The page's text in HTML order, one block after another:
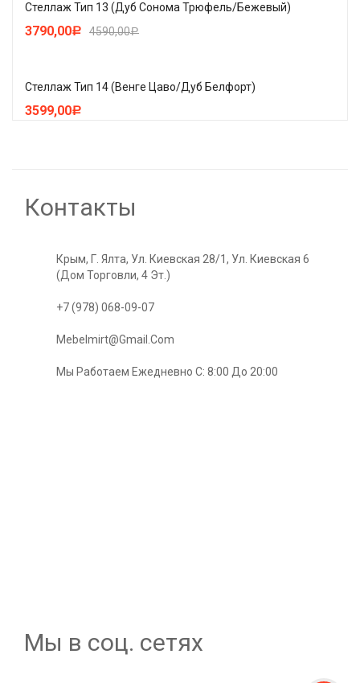
Стеллаж Тип 13 (Дуб Сонома Трюфель/Бежевый)
4590,00Р
3790,00Р
Стеллаж Тип 14 (Венге Цаво/Дуб Белфорт)
3599,00Р
Контакты
Крым, Г. Ялта, Ул. Киевская 28/1, Ул. Киевская 6
(Дом Торговли, 4 Эт.)
+7 (978) 068-09-07
Mebelmirt@gmail.com
Мы Работаем Ежедневно С: 8:00 До 20:00
Мы в соц. сетях